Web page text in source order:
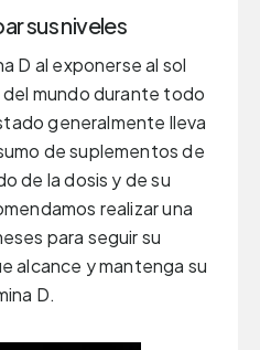
sus niveles
D al exponerse al sol
mundo durante todo
generalmente lleva
de suplementos de
de la dosis y de su
realizar una
para seguir su
alcance y mantenga su
D.